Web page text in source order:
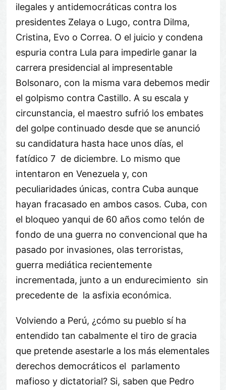
ilegales y antidemocráticas contra los
presidentes Zelaya o Lugo, contra Dilma,
Cristina, Evo o Correa. O el juicio y condena
espuria contra Lula para impedirle ganar la
carrera presidencial al impresentable
Bolsonaro, con la misma vara debemos medir
el golpismo contra Castillo. A su escala y
circunstancia, el maestro sufrió los embates
del golpe continuado desde que se anunció
su candidatura hasta hace unos días, el
fatídico 7 de diciembre. Lo mismo que
intentaron en Venezuela y, con
peculiaridades únicas, contra Cuba aunque
hayan fracasado en ambos casos. Cuba, con
el bloqueo yanqui de 60 años como telón de
fondo de una guerra no convencional que ha
pasado por invasiones, olas terroristas,
guerra mediática recientemente
incrementada, junto a un endurecimiento sin
precedente de la asfixia económica.
Volviendo a Perú, ¿cómo su pueblo sí ha
entendido tan cabalmente el tiro de gracia
que pretende asestarle a los más elementales
derechos democráticos el parlamento
mafioso y dictatorial? Si, saben que Pedro